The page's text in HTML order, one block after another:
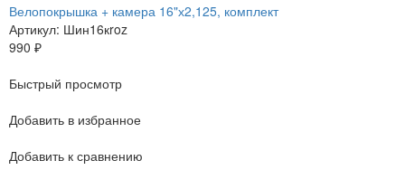
Велопокрышка + камера 16"х2,125, комплект
Артикул: Шин16кroz
990 ₽
Быстрый просмотр
Добавить в избранное
Добавить к сравнению